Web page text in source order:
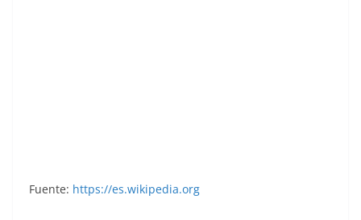
Fuente: https://es.wikipedia.org